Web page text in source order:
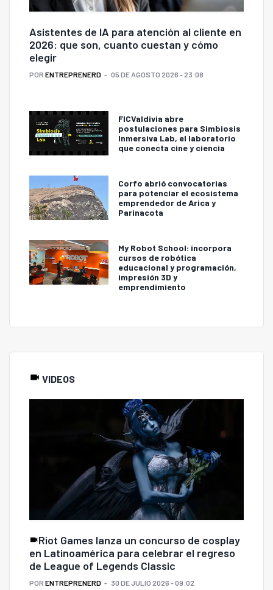
Asistentes de IA para atención al cliente en
2026: que son, cuanto cuestan y cómo
elegir
POR ENTREPRENERD 05 DE AGOSTO 2026 - 23:08
FICValdivia abre
postulaciones para Simbiosis
Inmersiva Lab, el laboratorio
que conecta cine y ciencia
Corfo abrió convocatorias
para potenciar el ecosistema
emprendedor de Arica y
Parinacota
My Robot School: incorpora
cursos de robótica
educacional y programación,
impresión 3D y
emprendimiento
VIDEOS
Riot Games lanza un concurso de cosplay
en Latinoamérica para celebrar el regreso
de League of Legends Classic
POR ENTREPRENERD 30 DE JULIO 2026 - 09:02